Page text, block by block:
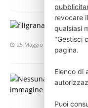
Long
25 Maggio 2023 Press
Prof.
revocare
qualsiasi
"Gestisci
pagina.
Elenco di
Puoi